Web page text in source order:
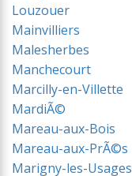
Louzouer
Mainvilliers
Malesherbes
Manchecourt
Marcilly-en-Villette
MardiÃ©
Mareau-aux-Bois
Mareau-aux-PrÃ©s
Marigny-les-Usages